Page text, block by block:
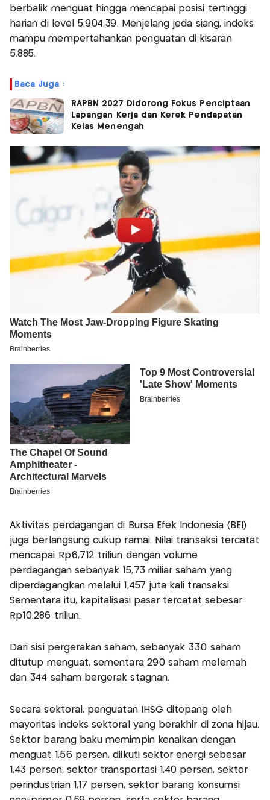
berbalik menguat hingga mencapai posisi tertinggi
harian di level 5.904,39. Menjelang jeda siang, indeks
mampu mempertahankan penguatan di kisaran
5.885.
Baca Juga :
RAPBN 2027 Didorong Fokus Penciptaan
Lapangan Kerja dan Kerek Pendapatan
Kelas Menengah
Aktivitas perdagangan di Bursa Efek Indonesia (BEI)
juga berlangsung cukup ramai. Nilai transaksi tercatat
mencapai Rp6,712 triliun dengan volume
perdagangan sebanyak 15,73 miliar saham yang
diperdagangkan melalui 1,457 juta kali transaksi.
Sementara itu, kapitalisasi pasar tercatat sebesar
Rp10.286 triliun.
Dari sisi pergerakan saham, sebanyak 330 saham
ditutup menguat, sementara 290 saham melemah
dan 344 saham bergerak stagnan.
Secara sektoral, penguatan IHSG ditopang oleh
mayoritas indeks sektoral yang berakhir di zona hijau.
Sektor barang baku memimpin kenaikan dengan
menguat 1,56 persen, diikuti sektor energi sebesar
1,43 persen, sektor transportasi 1,40 persen, sektor
perindustrian 1,17 persen, sektor barang konsumsi